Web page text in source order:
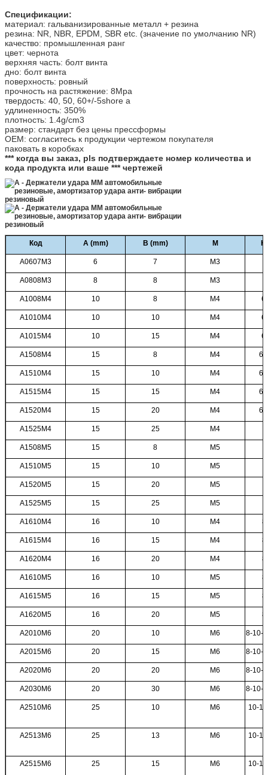
Спецификации:
материал: гальванизированные металл + резина
резина: NR, NBR, EPDM, SBR etc. (значение по умолчанию NR)
качество: промышленная ранг
цвет: чернота
верхняя часть: болт винта
дно: болт винта
поверхность: ровный
прочность на растяжение: 8Mpa
твердость: 40, 50, 60+/-5shore a
удлиненность: 350%
плотность: 1.4g/cm3
размер: стандарт без цены прессформы
OEM: согласитесь к продукции чертежом покупателя
паковать в коробках
*** когда вы заказ, pls подтверждаете номер количества и
кода продукта или ваше *** чертежей
Код A (mm) B (mm) M
A0607M3 6 7 M3
A0808M3 8 8 M3
A1008M4 10 8 M4
A1010M4 10 10 M4
A1015M4 10 15 M4
A1508M4 15 8 M4 6-
A1510M4 15 10 M4 6-
A1515M4 15 15 M4 6-
A1520M4 15 20 M4 6-
A1525M4 15 25 M4
A1508M5 15 8 M5
A1510M5 15 10 M5
A1520M5 15 20 M5
A1525M5 15 25 M5
A1610M4 16 10 M4
A1615M4 16 15 M4
A1620M4 16 20 M4
A1610M5 16 10 M5
A1615M5 16 15 M5
A1620M5 16 20 M5
A2010M6 20 10 M6 8-10-
A2015M6 20 15 M6 8-10-
A2020M6 20 20 M6 8-10-
A2030M6 20 30 M6 8-10-
A2510M6 25 10 M6 10-
A2513M6 25 13 M6 10-
A2515M6 25 15 M6 10-